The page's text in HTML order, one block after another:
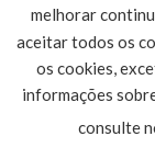
A
Artificial
26 Julho, 2025
melhorar
aceitar todos os
os cookies,
informações
consulte